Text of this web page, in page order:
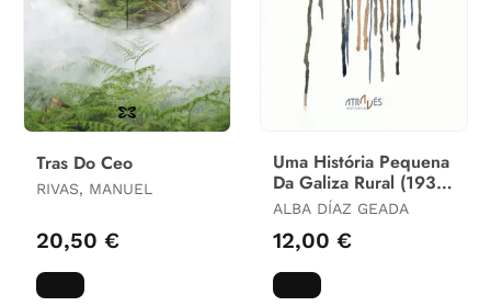
Tras Do Ceo
RIVAS, MANUEL
20,50 €
Uma História Pequena
Da Galiza Rural (1939-
1982)
ALBA DÍAZ GEADA
12,00 €